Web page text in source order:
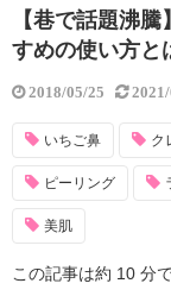
【巷で話題沸
すめの使い方と
2018/05/25 2021/
いちご鼻 ク
ピーリング
美肌
この記事は約 10 分